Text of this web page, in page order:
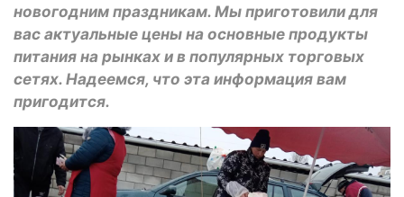
новогодним праздникам. Мы приготовили для
вас актуальные цены на основные продукты
питания на рынках и в популярных торговых
сетях. Надеемся, что эта информация вам
пригодится.